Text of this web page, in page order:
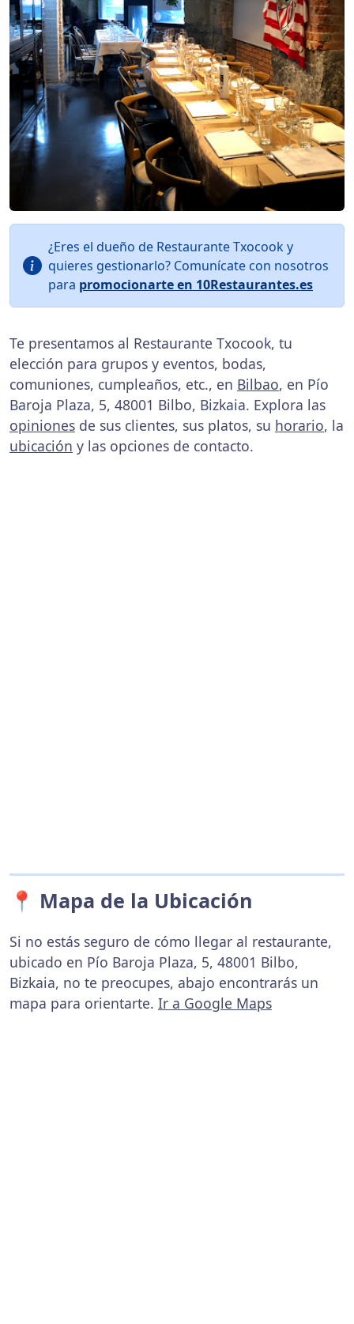
¿Eres el dueño de Restaurante Txocook y
quieres gestionarlo? Comunícate con nosotros
para promocionarte en 10Restaurantes.es
Te presentamos al Restaurante Txocook, tu
elección para grupos y eventos, bodas,
comuniones, cumpleaños, etc., en Bilbao, en Pío
Baroja Plaza, 5, 48001 Bilbo, Bizkaia. Explora las
opiniones de sus clientes, sus platos, su horario, la
ubicación y las opciones de contacto.
📍 Mapa de la Ubicación
Si no estás seguro de cómo llegar al restaurante,
ubicado en Pío Baroja Plaza, 5, 48001 Bilbo,
Bizkaia, no te preocupes, abajo encontrarás un
mapa para orientarte. Ir a Google Maps